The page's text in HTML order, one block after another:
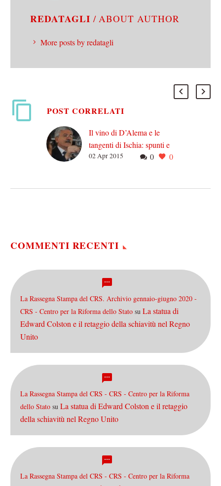
REDATAGLI / ABOUT AUTHOR
More posts by redatagli
POST CORRELATI
Il vino di D’Alema e le
tangenti di Ischia: spunti e
riassunti di una scomoda
0 0
02 Apr 2015
COMMENTI RECENTI
La Rassegna Stampa del CRS. Archivio gennaio-giugno 2020 -
CRS - Centro per la Riforma dello Stato su La statua di
Edward Colston e il retaggio della schiavitù nel Regno
Unito
La Rassegna Stampa del CRS - CRS - Centro per la Riforma
dello Stato su La statua di Edward Colston e il retaggio
della schiavitù nel Regno Unito
La Rassegna Stampa del CRS - CRS - Centro per la Riforma